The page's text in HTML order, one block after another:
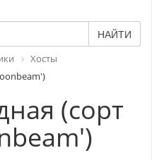
НАЙТИ
Хосты
(сорт